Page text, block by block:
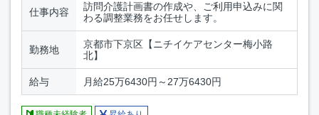
仕事内容
訪問介護計画書の作成や、ご利用申込みに関
わる調整業務をお任せします。
勤務地
京都市下京区【ニチイケアセンター梅小路
北】
給与 月給25万6430円～27万6430円